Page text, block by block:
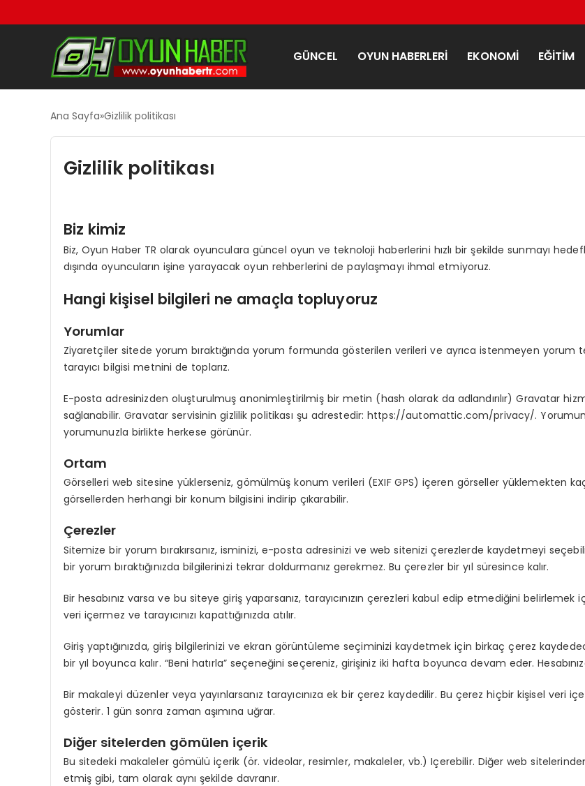
GÜNCEL OYUN HABERLERI EKONOMI EĞITIM
Ana Sayfa Gizlilik politikası
Gizlilik politikası
Biz kimiz
Biz, Oyun Haber TR olarak oyunculara güncel oyun ve teknoloji haberlerini hızlı bir şekilde sunmayı
dışında oyuncuların işine yarayacak oyun rehberlerini de paylaşmayı ihmal etmiyoruz.
Hangi kişisel bilgileri ne amaçla topluyoruz
Yorumlar
Ziyaretçiler sitede yorum bıraktığında yorum formunda gösterilen verileri ve ayrıca istenmeyen yorum
tarayıcı bilgisi metnini de toplarız.
E-posta adresinizden oluşturulmuş anonimleştirilmiş bir metin (hash olarak da adlandırılır) Gravatar
sağlanabilir. Gravatar servisinin gizlilik politikası şu adrestedir: https://automattic.com/privacy/.
yorumunuzla birlikte herkese görünür.
Ortam
Görselleri web sitesine yüklerseniz, gömülmüş konum verileri (EXIF GPS) içeren görseller yüklemekten
görsellerden herhangi bir konum bilgisini indirip çıkarabilir.
Çerezler
Sitemize bir yorum bırakırsanız, isminizi, e-posta adresinizi ve web sitenizi çerezlerde kaydetmeyi
bir yorum bıraktığınızda bilgilerinizi tekrar doldurmanız gerekmez. Bu çerezler bir yıl süresince kalır.
Bir hesabınız varsa ve bu siteye giriş yaparsanız, tarayıcınızın çerezleri kabul edip etmediğini
veri içermez ve tarayıcınızı kapattığınızda atılır.
Giriş yaptığınızda, giriş bilgilerinizi ve ekran görüntüleme seçiminizi kaydetmek için birkaç çerez
bir yıl boyunca kalır. “Beni hatırla” seçeneğini seçereniz, girişiniz iki hafta boyunca devam eder.
Bir makaleyi düzenler veya yayınlarsanız tarayıcınıza ek bir çerez kaydedilir. Bu çerez hiçbir kişisel veri
gösterir. 1 gün sonra zaman aşımına uğrar.
Diğer sitelerden gömülen içerik
Bu sitedeki makaleler gömülü içerik (ör. videolar, resimler, makaleler, vb.) Içerebilir. Diğer web
etmiş gibi, tam olarak aynı şekilde davranır.